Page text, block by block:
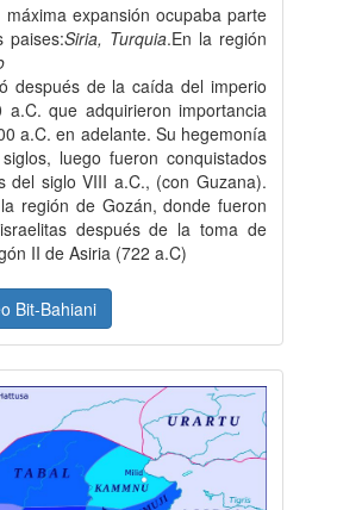
expansión ocupaba parte
paises:Siria, Turquia.En la región
después de la caída del imperio
que adquirieron importancia
a.C. en adelante. Su hegemonía
luego fueron conquistados
del siglo VIII a.C., (con Guzana).
región de Gozán, donde fueron
después de la toma de
II de Asiria (722 a.C)
Bit-Bahiani